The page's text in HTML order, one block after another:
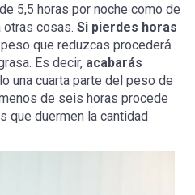
5,5 horas por noche como de
otras cosas. Si pierdes horas
que reduzcas procederá́
Es decir, acabarás
una cuarta parte del peso de
de seis horas procede
que duermen la cantidad